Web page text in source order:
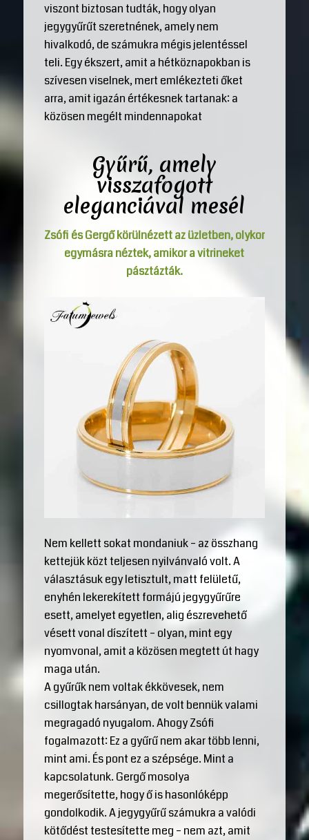
viszont biztosan tudták, hogy olyan
jegygyűrűt szeretnének, amely nem
hivalkodó, de számukra mégis jelentéssel
teli. Egy ékszert, amit a hétköznapokban is
szívesen viselnek, mert emlékezteti őket
arra, amit igazán értékesnek tartanak: a
közösen megélt mindennapokat
Gyűrű, amely
visszafogott
eleganciával mesél
Zsófi és Gergő körülnézett az üzletben, olykor
egymásra néztek, amikor a vitrineket
pásztázták.
Nem kellett sokat mondaniuk – az összhang
kettejük közt teljesen nyilvánvaló volt. A
választásuk egy letisztult, matt felületű,
enyhén lekerekített formájú jegygyűrűre
esett, amelyet egyetlen, alig észrevehető
vésett vonal díszített – olyan, mint egy
nyomvonal, amit a közösen megtett út hagy
maga után.
A gyűrűk nem voltak ékkövesek, nem
csillogtak harsányan, de volt bennük valami
megragadó nyugalom. Ahogy Zsófi
fogalmazott: Ez a gyűrű nem akar több lenni,
mint ami. És pont ez a szépsége. Mint a
kapcsolatunk. Gergő mosolya
megerősítette, hogy ő is hasonlóképp
gondolkodik. A jegygyűrű számukra a valódi
kötődést testesítette meg – nem azt, amit